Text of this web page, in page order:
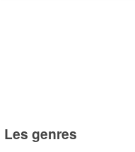
Les genres